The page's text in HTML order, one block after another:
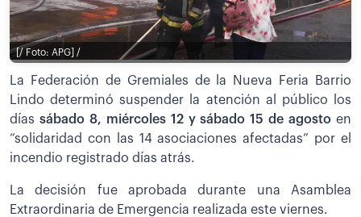
[/ Foto: APG] /
La Federación de Gremiales de la Nueva Feria Barrio
Lindo determinó suspender la atención al público los
días sábado 8, miércoles 12 y sábado 15 de agosto en
“solidaridad con las 14 asociaciones afectadas” por el
incendio registrado días atrás.
La decisión fue aprobada durante una Asamblea
Extraordinaria de Emergencia realizada este viernes.